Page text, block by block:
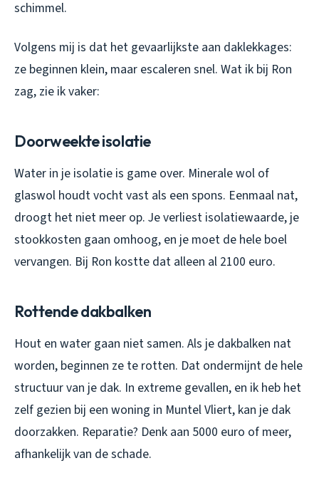
schimmel.
Volgens mij is dat het gevaarlijkste aan daklekkages:
ze beginnen klein, maar escaleren snel. Wat ik bij Ron
zag, zie ik vaker:
Doorweekte isolatie
Water in je isolatie is game over. Minerale wol of
glaswol houdt vocht vast als een spons. Eenmaal nat,
droogt het niet meer op. Je verliest isolatiewaarde, je
stookkosten gaan omhoog, en je moet de hele boel
vervangen. Bij Ron kostte dat alleen al 2100 euro.
Rottende dakbalken
Hout en water gaan niet samen. Als je dakbalken nat
worden, beginnen ze te rotten. Dat ondermijnt de hele
structuur van je dak. In extreme gevallen, en ik heb het
zelf gezien bij een woning in Muntel Vliert, kan je dak
doorzakken. Reparatie? Denk aan 5000 euro of meer,
afhankelijk van de schade.